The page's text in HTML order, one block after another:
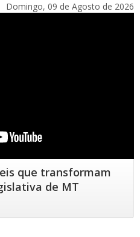
Domingo, 09 de Agosto de 2026
que transformam
de MT